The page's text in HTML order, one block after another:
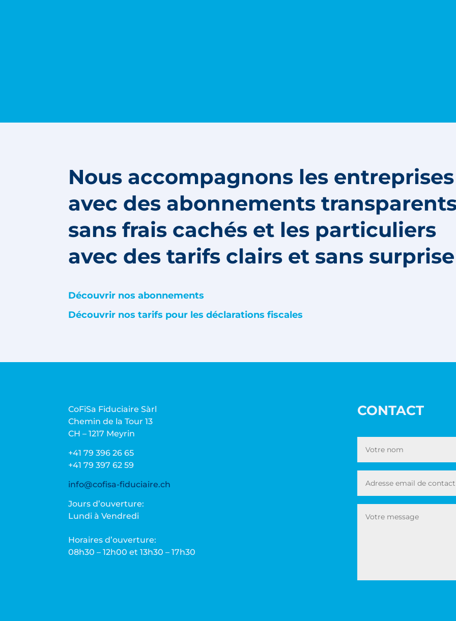
Nous accompagnons les entreprises
avec des abonnements
sans frais cachés et les particuliers
avec des tarifs clairs et sans surprise
Découvrir nos abonnements
Découvrir nos tarifs pour les déclarations fiscales
CoFiSa Fiduciaire Sàrl
Chemin de la Tour 13
CH – 1217 Meyrin
+41 79 396 26 65
+41 79 397 62 59
info@cofisa-fiduciaire.ch
Jours d’ouverture:
Lundi à Vendredi
Horaires d’ouverture:
08h30 – 12h00 et 13h30 – 17h30
CONTACT